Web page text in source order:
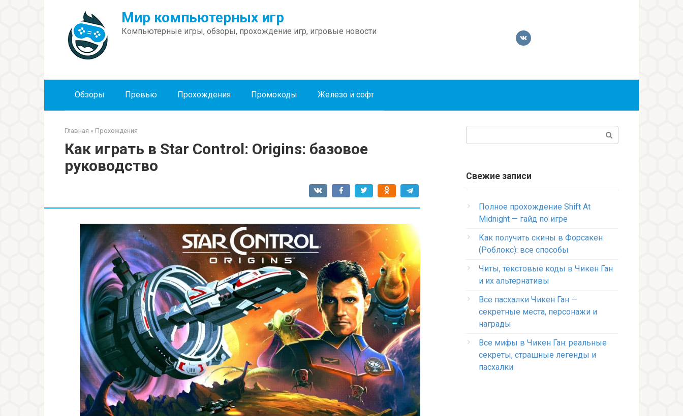
Мир компьютерных игр
Компьютерные игры, обзоры, прохождение игр, игровые новости
Обзоры Превью Прохождения Промокоды Железо и софт
Главная » Прохождения
Как играть в Star Control: Origins: базовое
руководство
Свежие записи
Полное прохождение Shift At
Midnight — гайд по игре
Как получить скины в Форсакен
(Роблокс): все способы
Читы, текстовые коды в Чикен Ган
и их альтернативы
Все пасхалки Чикен Ган —
секретные места, персонажи и
награды
Все мифы в Чикен Ган: реальные
секреты, страшные легенды и
пасхалки